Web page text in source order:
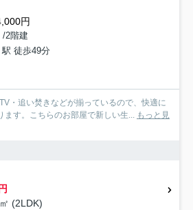
円
/2階建
徒歩49分
・追い焚きなどが揃っているので、快適に
ます。こちらのお部屋で新しい生... もっと見
(2LDK)